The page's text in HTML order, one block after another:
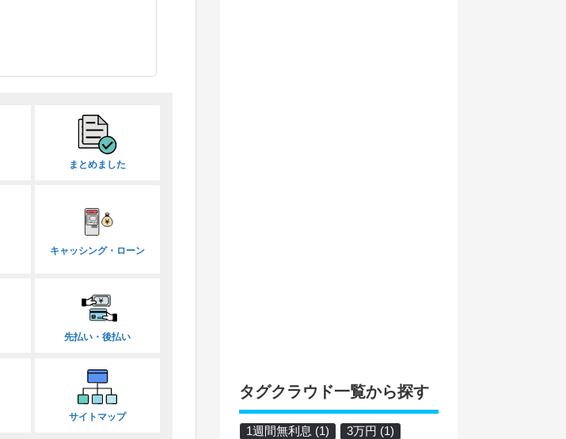
まとめました
キャッシング・ローン
先払い・後払い
サイトマップ
タグクラウド一覧から探す
1週間無利息 (1) 3万円 (1)